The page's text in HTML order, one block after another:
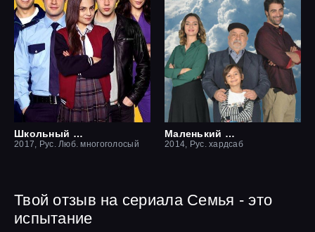
Школьный патруль
2017, Рус. Люб. многоголосый
Маленький начальник
2014, Рус. хардсаб
Твой отзыв на сериала Семья - это
испытание